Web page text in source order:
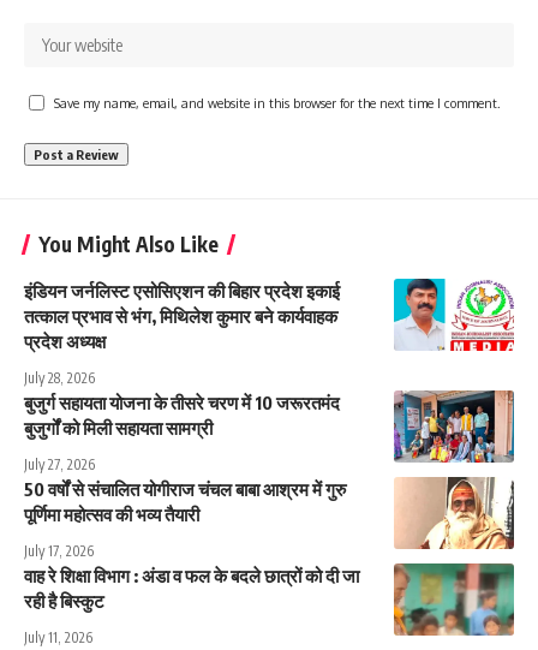
Save my name, email, and website in this browser for the next time I comment.
You Might Also Like
इंडियन जर्नलिस्ट एसोसिएशन की बिहार प्रदेश इकाई
तत्काल प्रभाव से भंग, मिथिलेश कुमार बने कार्यवाहक
प्रदेश अध्यक्ष
July 28, 2026
बुजुर्ग सहायता योजना के तीसरे चरण में 10 जरूरतमंद
बुजुर्गों को मिली सहायता सामग्री
July 27, 2026
50 वर्षों से संचालित योगीराज चंचल बाबा आश्रम में गुरु
पूर्णिमा महोत्सव की भव्य तैयारी
July 17, 2026
वाह रे शिक्षा विभाग : अंडा व फल के बदले छात्रों को दी जा
रही है बिस्कुट
July 11, 2026